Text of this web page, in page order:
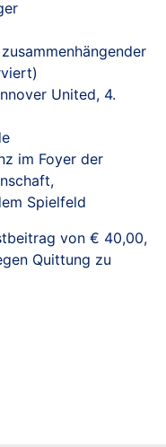
United, 4.
im Foyer der
Spielfeld
von € 40,00,
Quittung zu